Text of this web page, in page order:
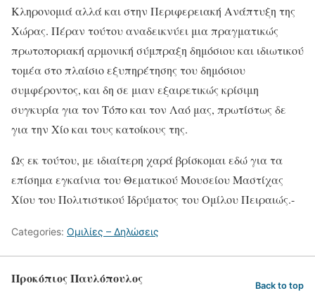
Κληρονομιά αλλά και στην Περιφερειακή Ανάπτυξη της
Χώρας. Πέραν τούτου αναδεικνύει μια πραγματικώς
πρωτοποριακή αρμονική σύμπραξη δημόσιου και ιδιωτικού
τομέα στο πλαίσιο εξυπηρέτησης του δημόσιου
συμφέροντος, και δη σε μιαν εξαιρετικώς κρίσιμη
συγκυρία για τον Τόπο και τον Λαό μας, πρωτίστως δε
για την Χίο και τους κατοίκους της.
Ως εκ τούτου, με ιδιαίτερη χαρά βρίσκομαι εδώ για τα
επίσημα εγκαίνια του Θεματικού Μουσείου Μαστίχας
Χίου του Πολιτιστικού Ιδρύματος του Ομίλου Πειραιώς.-
Categories: Ομιλίες – Δηλώσεις
Προκόπιος Παυλόπουλος Back to top